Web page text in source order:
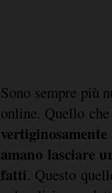
Sono sempre più
online. Quello che
amano lasciare
fatti. Questo